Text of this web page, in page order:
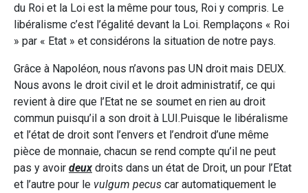
du Roi et la Loi est la même pour tous, Roi y compris. Le
libéralisme c’est l’égalité devant la Loi. Remplaçons « Roi
» par « Etat » et considérons la situation de notre pays.
Grâce à Napoléon, nous n’avons pas UN droit mais DEUX.
Nous avons le droit civil et le droit administratif, ce qui
revient à dire que l’Etat ne se soumet en rien au droit
commun puisqu’il a son droit à LUI.Puisque le libéralisme
et l’état de droit sont l’envers et l’endroit d’une même
pièce de monnaie, chacun se rend compte qu’il ne peut
pas y avoir deux droits dans un état de Droit, un pour l’Etat
et l’autre pour le vulgum pecus car automatiquement le